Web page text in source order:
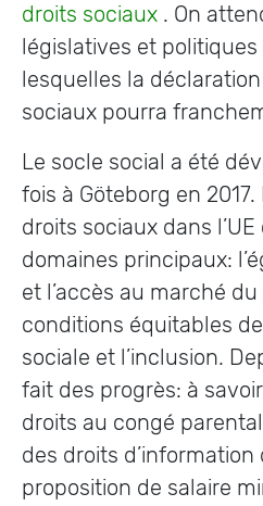
droits sociaux . On
législatives et
lesquelles la
sociaux pourra
Le socle social a été
fois à Göteborg en
droits sociaux dans
domaines principaux:
et l’accès au marché
conditions équitables
sociale et l’inclusion.
fait des progrès: à
droits au congé
des droits d’information
proposition de salaire